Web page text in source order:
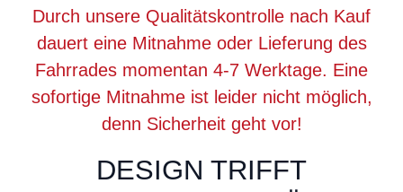
Durch unsere Qualitätskontrolle nach Kauf
dauert eine Mitnahme oder Lieferung des
Fahrrades momentan 4-7 Werktage. Eine
sofortige Mitnahme ist leider nicht möglich,
denn Sicherheit geht vor!
DESIGN TRIFFT